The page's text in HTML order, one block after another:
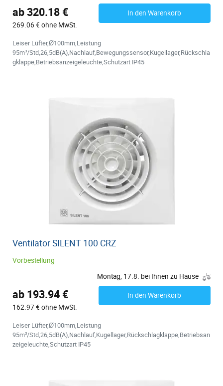
ab 320.18 €
269.06 € ohne MwSt.
In den Warenkorb
Leiser Lüfter,Ø100mm,Leistung
95m³/Std,26,5dB(A),Nachlauf,Bewegungssensor,Kugellager,Rückschla
gklappe,Betriebsanzeigeleuchte,Schutzart IP45
Ventilator SILENT 100 CRZ
Vorbestellung
Montag, 17.8. bei Ihnen zu Hause
ab 193.94 €
162.97 € ohne MwSt.
In den Warenkorb
Leiser Lüfter,Ø100mm,Leistung
95m³/Std,26,5dB(A),Nachlauf,Kugellager,Rückschlagklappe,Betriebsan
zeigeleuchte,Schutzart IP45